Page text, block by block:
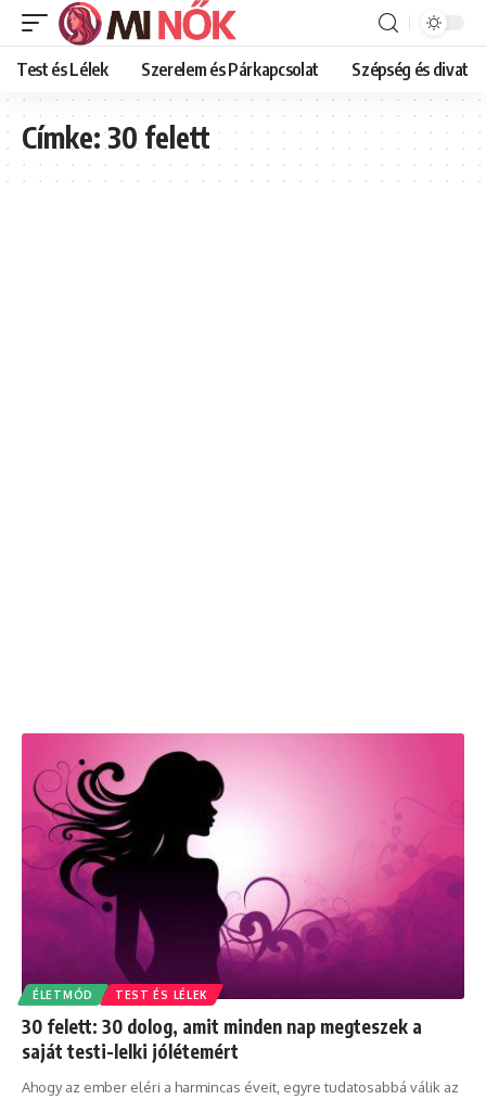
Test és Lélek Szerelem és Párkapcsolat Szépség és divat
Címke:30 felett
ÉLETMÓD TEST ÉS LÉLEK
30 felett: 30 dolog, amit minden nap megteszek a
saját testi-lelki jólétemért
Ahogy az ember eléri a harmincas éveit, egyre tudatosabbá válik az